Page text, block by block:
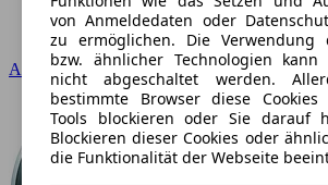
Audi
von Anmeldedaten oder
zu ermöglichen. Die Verwendung
bzw. ähnlicher Technologien kann
nicht abgeschaltet werden.
bestimmte Browser diese
Tools blockieren oder Sie darauf
Blockieren dieser Cookies oder
die Funktionalität der Webseite